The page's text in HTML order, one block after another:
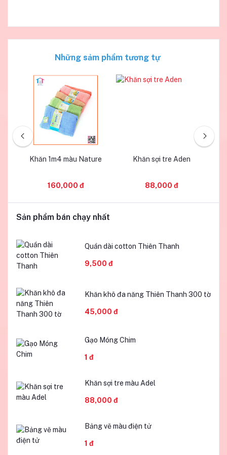
Những sảm phẩm tương tự
Khăn 1m4 màu Nature
160,000 đ
Khăn sợi tre Aden
88,000 đ
Sản phẩm bán chạy nhất
Quần dài cotton Thiên Thanh
9,500 đ
Khăn khô đa năng Thiên Thanh 300 tờ
45,000 đ
Gạo Móng Chim
1 đ
Khăn sợi tre màu Adel
88,000 đ
Bảng vẽ màu điện tử
1 đ